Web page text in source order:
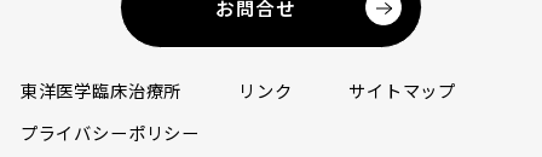
お問合せ
東洋医学臨床治療所 リンク
サイトマップ
プライバシーポリシー